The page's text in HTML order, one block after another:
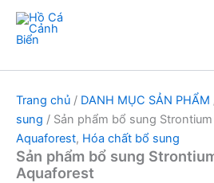
Nhảy
Trang chủ / DANH MỤC SẢN PHẨM
sung / Sản phẩm bổ sung
Aquaforest, Hóa chất bổ sung
Sản phẩm bổ sung
Aquaforest
phẩm
bổ
Strontium
Aquaforest
số
lượng